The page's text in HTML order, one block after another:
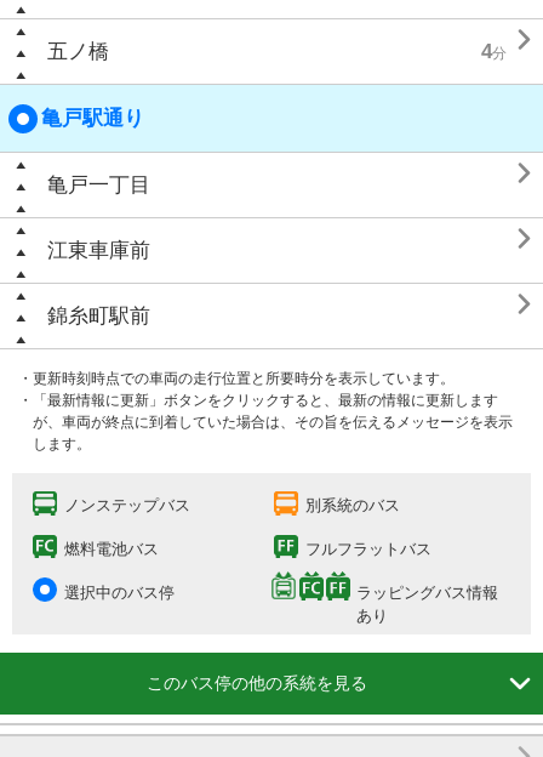
五ノ橋 4分 
亀戸駅通り
亀戸一丁目 
江東車庫前 
錦糸町駅前 
・更新時刻時点での車両の走行位置と所要時分を表示しています。
・「最新情報に更新」ボタンをクリックすると、最新の情報に更新します
が、車両が終点に到着していた場合は、その旨を伝えるメッセージを表示
します。
ノンステップバス 別系統のバス
燃料電池バス フルフラットバス
選択中のバス停
ラッピングバス情報
あり
このバス停の他の系統を見る
